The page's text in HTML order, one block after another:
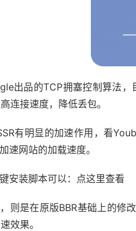
出品的TCP拥塞控制算法，
连接速度，降低丢包。
有明显的加速作用，看
速网站的加载速度。
安装脚本可以：点这里查看
则是在原版BBR基础上的修
效果。